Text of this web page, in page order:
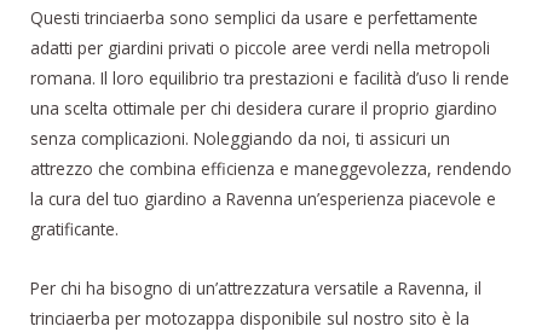
Questi trinciaerba sono semplici da usare e perfettamente
adatti per giardini privati o piccole aree verdi nella metropoli
romana. Il loro equilibrio tra prestazioni e facilità d’uso li rende
una scelta ottimale per chi desidera curare il proprio giardino
senza complicazioni. Noleggiando da noi, ti assicuri un
attrezzo che combina efficienza e maneggevolezza, rendendo
la cura del tuo giardino a Ravenna un’esperienza piacevole e
gratificante.
Per chi ha bisogno di un’attrezzatura versatile a Ravenna, il
trinciaerba per motozappa disponibile sul nostro sito è la